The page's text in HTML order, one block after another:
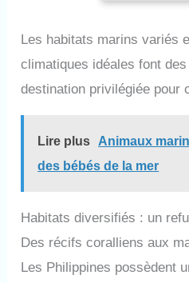
Les habitats marins variés
climatiques idéales font
destination privilégiée pour
Lire plus
Animaux
des bébés de la mer
Habitats diversifiés : un
Des récifs coralliens aux
Les Philippines possèdent